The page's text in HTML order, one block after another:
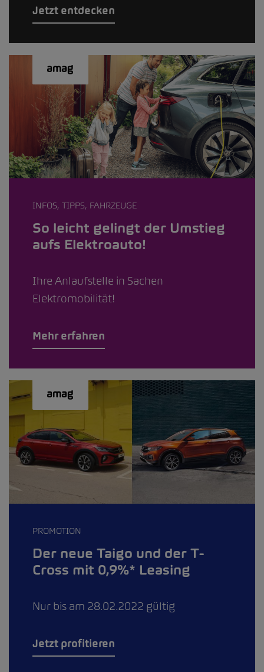
Jetzt entdecken
INFOS, TIPPS, FAHRZEUGE
So leicht gelingt der Umstieg
aufs Elektroauto!
Ihre Anlaufstelle in Sachen
Elektromobilität!
Mehr erfahren
PROMOTION
Der neue Taigo und der T-
Cross mit 0,9%* Leasing
Nur bis am 28.02.2022 gültig
Jetzt profitieren